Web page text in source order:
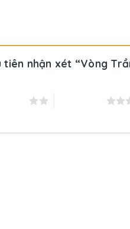
tiên nhận xét “Vòng